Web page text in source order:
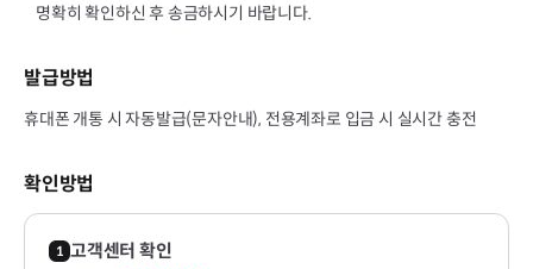
명확히 확인하신 후 송금하시기 바랍니다.
발급방법
휴대폰 개통 시 자동발급(문자안내), 전용계좌로 입금 시 실시간 충전
확인방법
고객센터 확인